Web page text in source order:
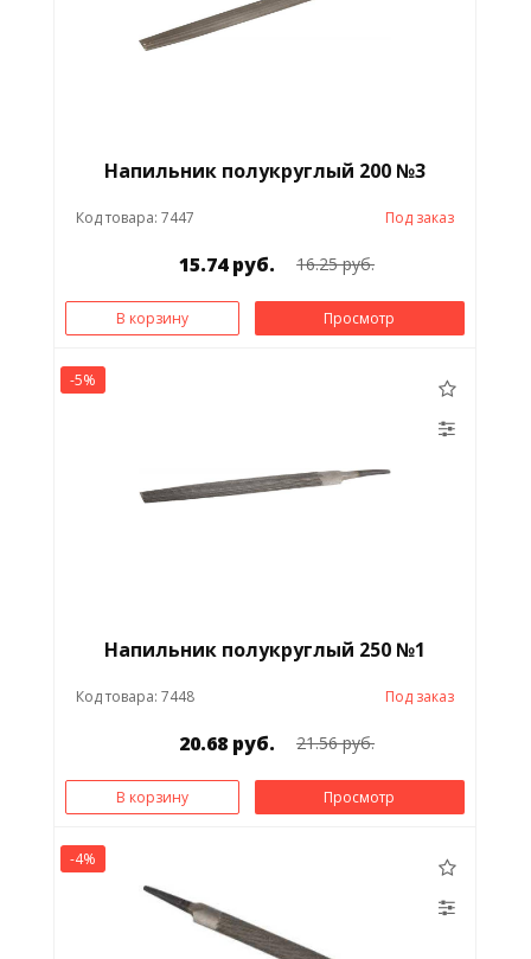
Напильник полукруглый 200 №3
Код товара: 7447 Под заказ
15.74 руб. 16.25 руб.
В корзину Просмотр
-5%
Напильник полукруглый 250 №1
Код товара: 7448 Под заказ
20.68 руб. 21.56 руб.
В корзину Просмотр
-4%